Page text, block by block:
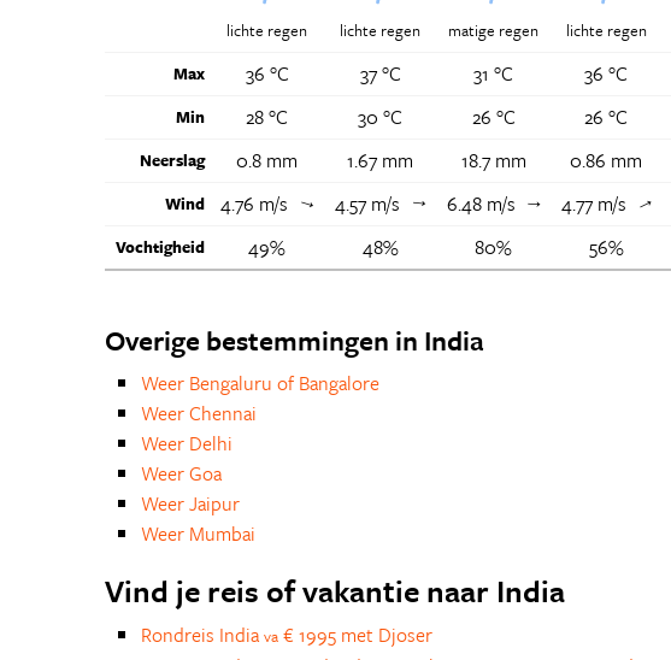
lichte regen lichte regen matige regen lichte regen
Max
36 °C 37 °C 31 °C 36 °C
Min 28 °C 30 °C 26 °C 26 °C
Neerslag 0.8 mm 1.67 mm 18.7 mm 0.86 mm
Wind 4.76 m/s ↑ 4.57 m/s ↑ 6.48 m/s ↑ 4.77 m/s ↑
Vochtigheid 49% 48% 80% 56%
Overige bestemmingen in India
Weer Bengaluru of Bangalore
Weer Chennai
Weer Delhi
Weer Goa
Weer Jaipur
Weer Mumbai
Vind je reis of vakantie naar India
Rondreis India va € 1995 met Djoser